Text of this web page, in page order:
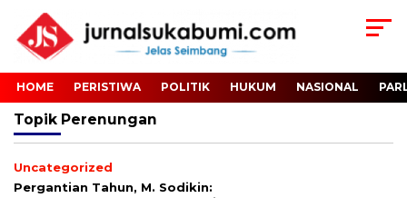
HOME PERISTIWA POLITIK HUKUM NASIONAL
Topik Perenungan
Uncategorized
Pergantian Tahun, M. Sodikin: